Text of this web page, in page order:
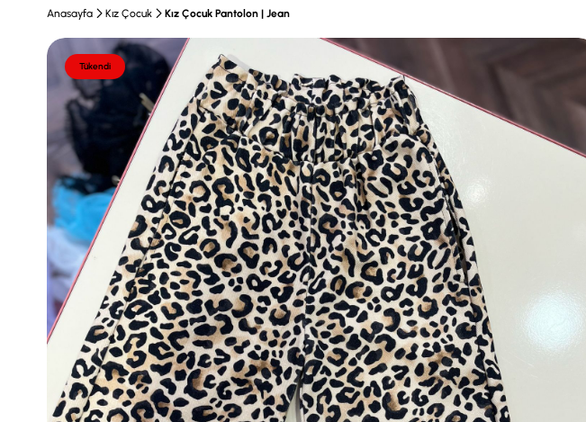
Anasayfa Kız Çocuk Kız Çocuk Pantolon | Jean
Tükendi